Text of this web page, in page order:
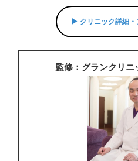
▶︎ クリニック詳細・
監修：グランクリニ